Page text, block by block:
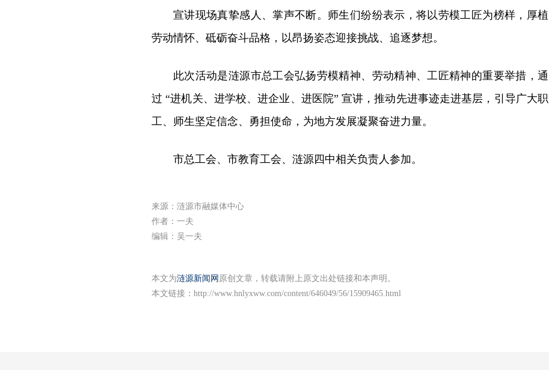
宣讲现场真挚感人、掌声不断。师生们纷纷表示，将以劳模工匠为榜样，厚植
劳动情怀、砥砺奋斗品格，以昂扬姿态迎接挑战、追逐梦想。
此次活动是涟源市总工会弘扬劳模精神、劳动精神、工匠精神的重要举措，通
过 “进机关、进学校、进企业、进医院” 宣讲，推动先进事迹走进基层，引导广大职
工、师生坚定信念、勇担使命，为地方发展凝聚奋进力量。
市总工会、市教育工会、涟源四中相关负责人参加。
来源：涟源市融媒体中心
作者：一夫
编辑：吴一夫
本文为涟源新闻网 原创文章，转载请附上原文出处链接和本声明。
本文链接： http://www.hnlyxww.com/content/646049/56/15909465.html